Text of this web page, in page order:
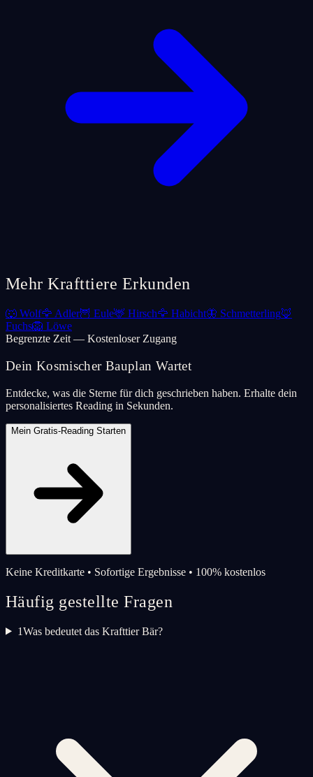
Mehr Krafttiere Erkunden
🐺 Wolf🦅 Adler🦉 Eule🦌 Hirsch🦅 Habicht🦋 Schmetterling🦊
Fuchs🦁 Löwe
Begrenzte Zeit — Kostenloser Zugang
Dein Kosmischer Bauplan Wartet
Entdecke, was die Sterne für dich geschrieben haben. Erhalte dein
personalisiertes Reading in Sekunden.
Mein Gratis-Reading Starten
Keine Kreditkarte • Sofortige Ergebnisse • 100% kostenlos
Häufig gestellte Fragen
1Was bedeutet das Krafttier Bär?